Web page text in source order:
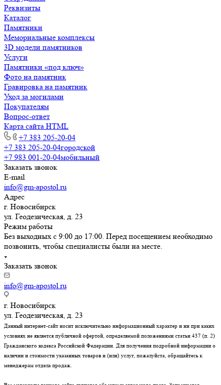
Реквизиты
Каталог
Памятники
Мемориальные комплексы
3D модели памятников
Услуги
Памятники «под ключ»
Фото на памятник
Гравировка на памятник
Уход за могилами
Покупателям
Вопрос-ответ
Карта сайта HTML
+7 383 205-20-04
+7 383 205-20-04городской
+7 983 001-20-04мобильный
Заказать звонок
E-mail
info@gm-apostol.ru
Адрес
г. Новосибирск
ул. Геодезическая, д. 23
Режим работы
Без выходных с 9:00 до 17:00. Перед посещением необходимо
позвонить, чтобы специалисты были на месте.
Заказать звонок
info@gm-apostol.ru
г. Новосибирск
ул. Геодезическая, д. 23
Данный интернет-сайт носит исключительно информационный характер и ни при каких
условиях не является публичной офертой, определяемой положениями статьи 437 (п. 2)
Гражданского кодекса Российской Федерации. Для получения подробной информации о
наличии и стоимости указанных товаров и (или) услуг, пожалуйста, обращайтесь к
менеджерам отдела продаж.